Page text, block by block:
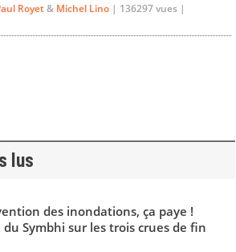
Royet& Michel Lino | 136297 vues |
lus
des inondations, ça paye !
du Symbhi sur les trois crues de fin